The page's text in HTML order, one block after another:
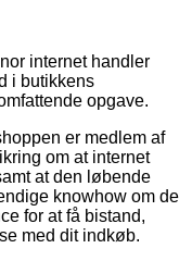
internet handler
i butikkens
opgave.
er medlem af
om at internet
at den løbende
knowhow om de
for at få bistand,
med dit indkøb.